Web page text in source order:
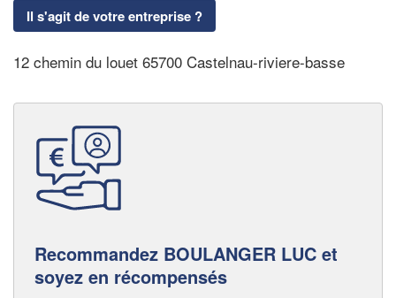
Il s'agit de votre entreprise ?
12 chemin du louet 65700 Castelnau-riviere-basse
Recommandez BOULANGER LUC et
soyez en récompensés